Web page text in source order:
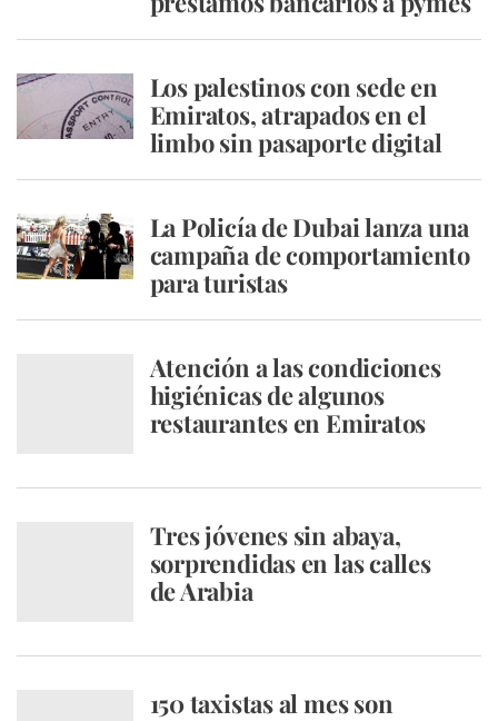
Los palestinos con sede en
Emiratos, atrapados en el
limbo sin pasaporte digital
La Policía de Dubai lanza una
campaña de comportamiento
para turistas
Atención a las condiciones
higiénicas de algunos
restaurantes en Emiratos
Tres jóvenes sin abaya,
sorprendidas en las calles
de Arabia
150 taxistas al mes son